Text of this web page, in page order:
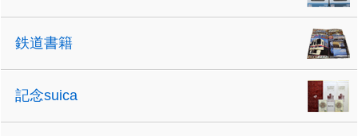
鉄道書籍
記念suica